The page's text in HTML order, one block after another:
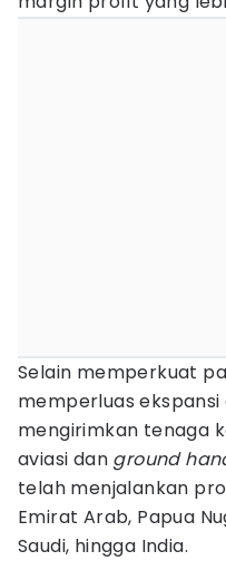
Selain memperkuat
memperluas
mengirimkan tenaga
aviasi dan ground
telah menjalankan
Emirat Arab, Papua
Saudi, hingga India.